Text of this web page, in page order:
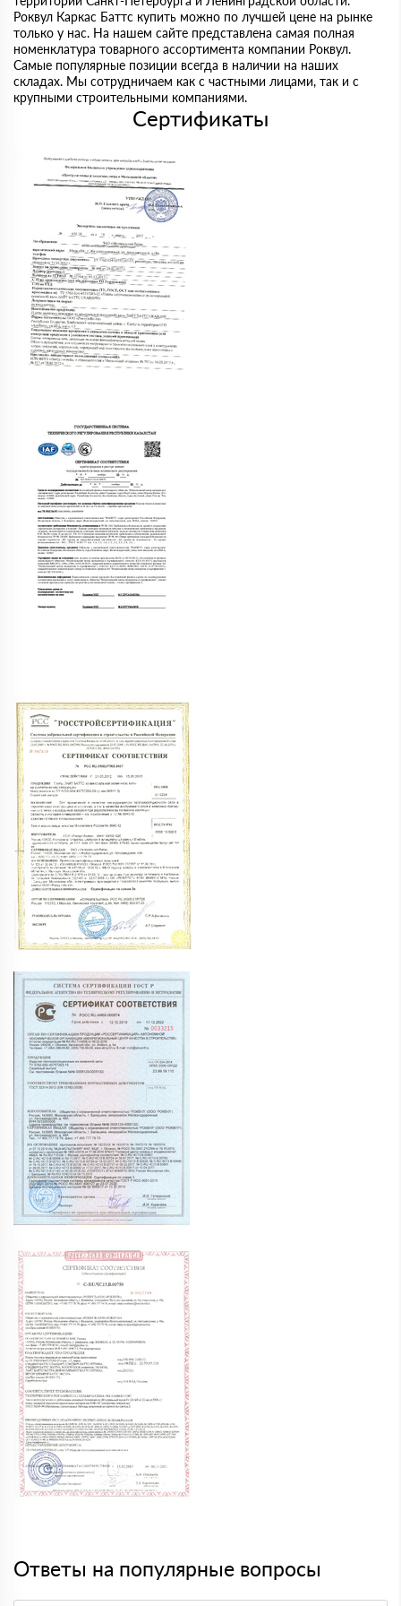
Роквул Каркас Баттс купить можно по лучшей цене на рынке
только у нас. На нашем сайте представлена самая полная
номенклатура товарного ассортимента компании Роквул.
Самые популярные позиции всегда в наличии на наших
складах. Мы сотрудничаем как с частными лицами, так и с
крупными строительными компаниями.
Сертификаты
Ответы на популярные вопросы